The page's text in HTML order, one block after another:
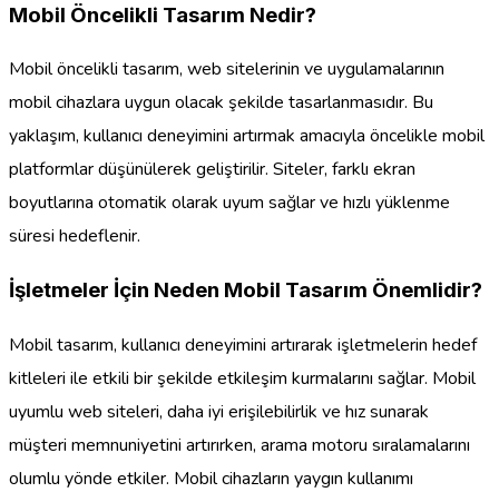
Mobil Öncelikli Tasarım Nedir?
Mobil öncelikli tasarım, web sitelerinin ve uygulamalarının
mobil cihazlara uygun olacak şekilde tasarlanmasıdır. Bu
yaklaşım, kullanıcı deneyimini artırmak amacıyla öncelikle mobil
platformlar düşünülerek geliştirilir. Siteler, farklı ekran
boyutlarına otomatik olarak uyum sağlar ve hızlı yüklenme
süresi hedeflenir.
İşletmeler İçin Neden Mobil Tasarım Önemlidir?
Mobil tasarım, kullanıcı deneyimini artırarak işletmelerin hedef
kitleleri ile etkili bir şekilde etkileşim kurmalarını sağlar. Mobil
uyumlu web siteleri, daha iyi erişilebilirlik ve hız sunarak
müşteri memnuniyetini artırırken, arama motoru sıralamalarını
olumlu yönde etkiler. Mobil cihazların yaygın kullanımı